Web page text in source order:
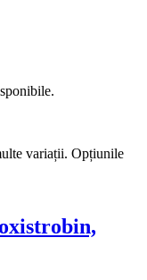
variații. Opțiunile